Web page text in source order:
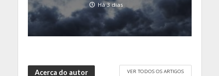
Há 3 dias
Acerca do autor VER TODOS OS ARTIGOS